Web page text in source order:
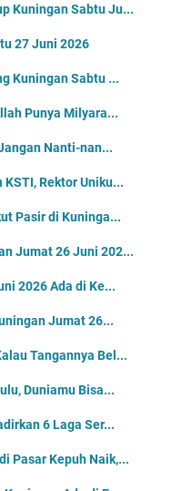
Kuningan Sabtu Ju...
27 Juni 2026
Kuningan Sabtu ...
Punya Milyara...
Nanti-nan...
Rektor Uniku...
Pasir di Kuninga...
Jumat 26 Juni 202...
2026 Ada di Ke...
Jumat 26...
Tangannya Bel...
Duniamu Bisa...
6 Laga Ser...
Pasar Kepuh Naik,...